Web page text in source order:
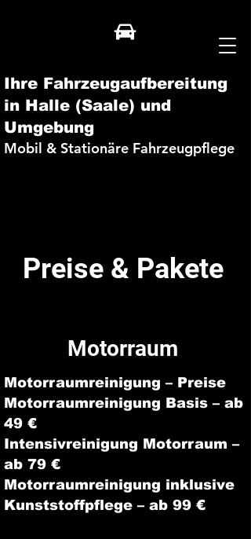
Ihre Fahrzeugaufbereitung
in Halle (Saale) und
Umgebung
Mobil & Stationäre Fahrzeugpflege
Preise & Pakete
Motorraum
Motorraumreinigung – Preise
Motorraumreinigung Basis – ab
49 €
Intensivreinigung Motorraum –
ab 79 €
Motorraumreinigung inklusive
Kunststoffpflege – ab 99 €